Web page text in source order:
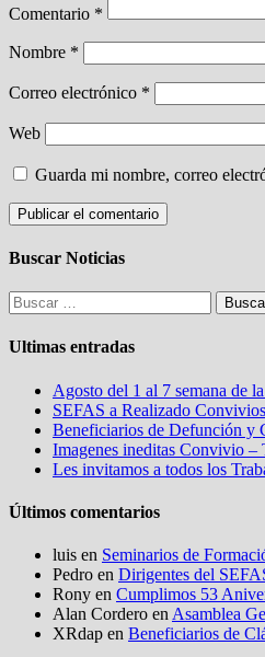
Comentario *
Nombre *
Correo electrónico *
Web
Guarda mi nombre, correo
Buscar Noticias
Buscar:
Ultimas entradas
Agosto del 1 al 7 semana de
SEFAS a Realizado
Beneficiarios de Defunción y
Imagenes ineditas Convivio –
Les invitamos a todos los
Últimos comentarios
luis en Seminarios de
Pedro en Dirigentes del
Rony en Cumplimos 53
Alan Cordero en Asamblea
XRdap en Beneficiarios de